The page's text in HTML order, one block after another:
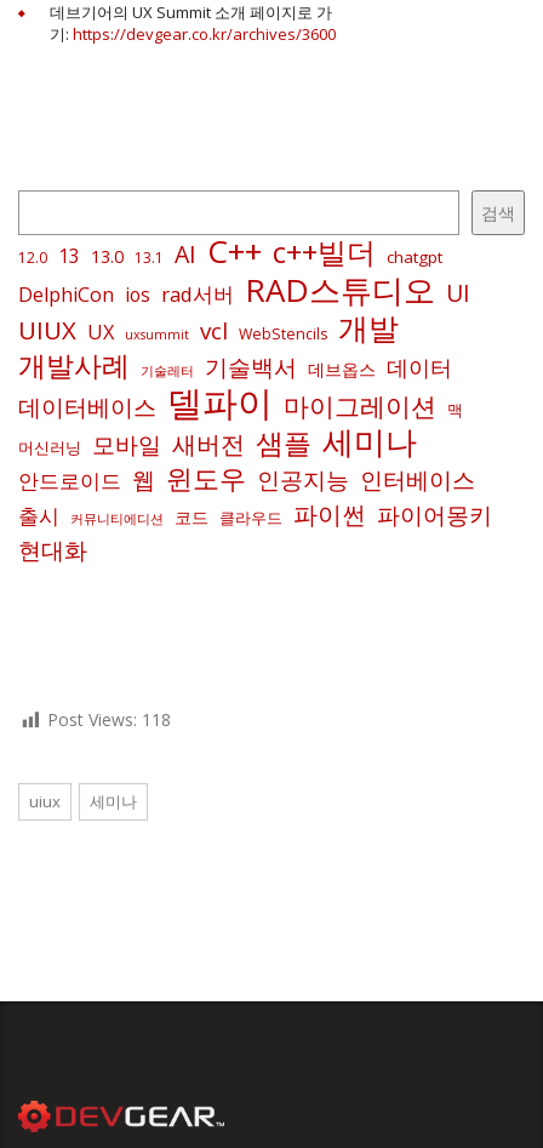
데브기어의 UX Summit 소개 페이지로 가
기: https://devgear.co.kr/archives/3600
검색
12.0 13 13.0 13.1 AI C++ c++빌더 chatgpt
DelphiCon ios rad서버 RAD스튜디오 UI
UIUX UX uxsummit vcl WebStencils 개발
개발사례 기술레터 기술백서 데브옵스 데이터
데이터베이스 델파이 마이그레이션
맥
머신러닝
모바일 새버전 샘플 세미나
안드로이드 웹 윈도우 인공지능 인터베이스
출시 커뮤니티에디션 코드 클라우드 파이썬 파이어몽키
현대화
Post Views: 118
uiux 세미나